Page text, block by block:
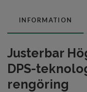
INFORMATION
Justerbar
DPS-
rengöring